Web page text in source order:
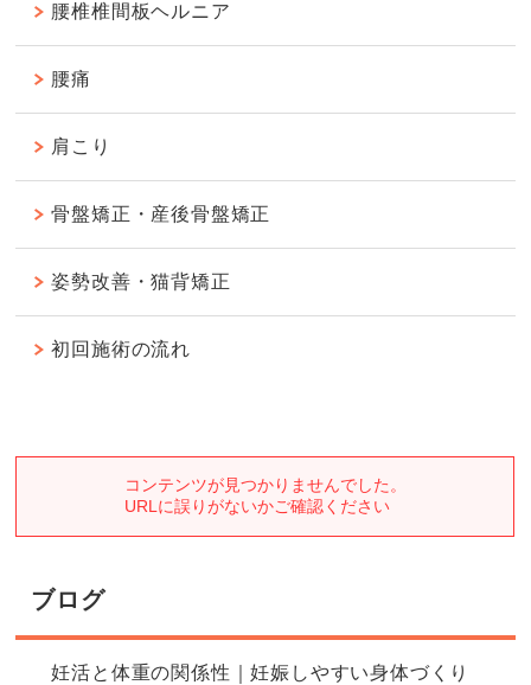
腰椎椎間板ヘルニア
腰痛
肩こり
骨盤矯正・産後骨盤矯正
姿勢改善・猫背矯正
初回施術の流れ
ブログ
妊活と体重の関係性｜妊娠しやすい身体づくり